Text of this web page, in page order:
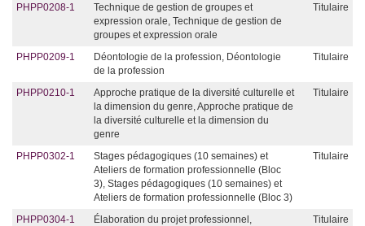
PHPP0208-1
Technique de gestion de groupes et
expression orale, Technique de gestion de
groupes et expression orale
Titulaire
PHPP0209-1
Déontologie de la profession, Déontologie
de la profession
Titulaire
PHPP0210-1
Approche pratique de la diversité culturelle et
la dimension du genre, Approche pratique de
la diversité culturelle et la dimension du
genre
Titulaire
PHPP0302-1
Stages pédagogiques (10 semaines) et
Ateliers de formation professionnelle (Bloc
3), Stages pédagogiques (10 semaines) et
Ateliers de formation professionnelle (Bloc 3)
Titulaire
PHPP0304-1
Élaboration du projet professionnel,
Titulaire